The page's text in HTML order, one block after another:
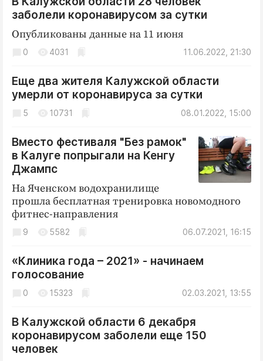
заболели коронавирусом за сутки
Опубликованы данные на 11 июня
11.06.2022, 21:30
0 4031
Еще два жителя Калужской области
умерли от коронавируса за сутки
08.01.2022, 15:00
5 10731
Вместо фестиваля "Без рамок"
в Калуге попрыгали на Кенгу
Джампс
На Яченском водохранилище
прошла бесплатная тренировка новомодного
фитнес-направления
06.07.2021, 16:15
9 5582
«Клиника года – 2021» - начинаем
голосование
02.03.2021, 13:55
0 15323
В Калужской области 6 декабря
коронавирусом заболели еще 150
человек